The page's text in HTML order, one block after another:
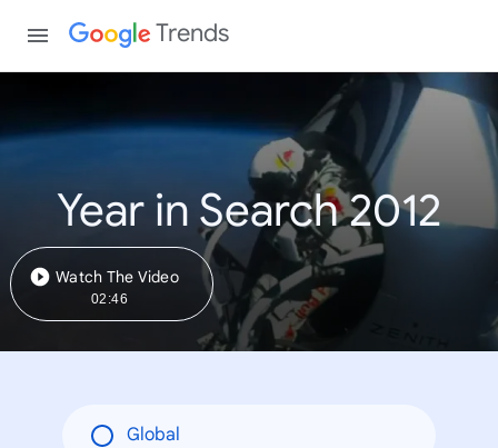
Trends
Year in Search 2012
Watch The Video
02:46
Global